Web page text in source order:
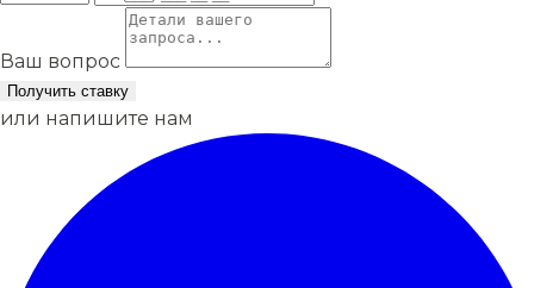
Ваш вопрос
Получить ставку
или напишите нам